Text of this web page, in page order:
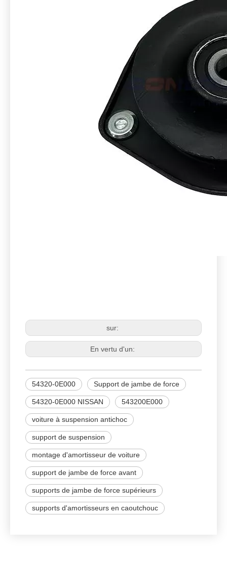
sur:
En vertu d'un:
54320-0E000 Support de jambe de force
54320-0E000 NISSAN 543200E000
voiture à suspension antichoc
support de suspension
montage d'amortisseur de voiture
support de jambe de force avant
supports de jambe de force supérieurs
supports d'amortisseurs en caoutchouc